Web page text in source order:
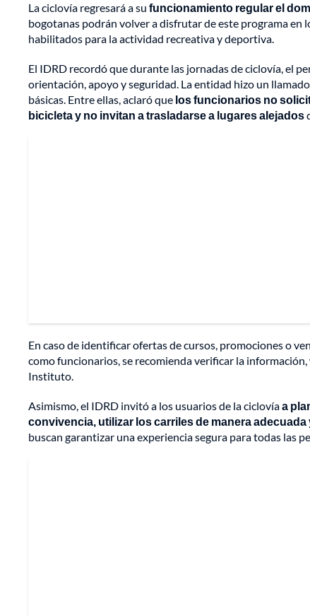
La ciclovía regresará a su funcionamiento regular el
bogotanas podrán volver a disfrutar de este programa en
habilitados para la actividad recreativa y deportiva.
El IDRD recordó que durante las jornadas de ciclovía, el
orientación, apoyo y seguridad. La entidad hizo un
básicas. Entre ellas, aclaró que los funcionarios no
bicicleta y no invitan a trasladarse a lugares alejados
En caso de identificar ofertas de cursos, promociones o
como funcionarios, se recomienda verificar la
Instituto.
Asimismo, el IDRD invitó a los usuarios de la ciclovíaa
convivencia, utilizar los carriles de manera
buscan garantizar una experiencia segura para todas las